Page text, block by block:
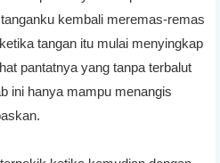
kembali meremas-remas
tangan itu mulai menyingkap
pantatnya yang tanpa terbalut
ini hanya mampu menangis